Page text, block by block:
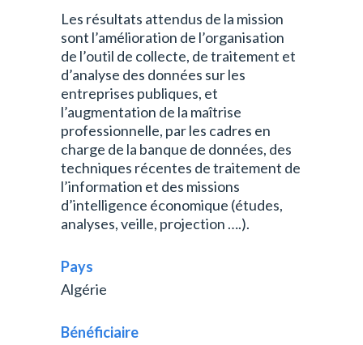
Les résultats attendus de la mission
sont l’amélioration de l’organisation
de l’outil de collecte, de traitement et
d’analyse des données sur les
entreprises publiques, et
l’augmentation de la maîtrise
professionnelle, par les cadres en
charge de la banque de données, des
techniques récentes de traitement de
l’information et des missions
d’intelligence économique (études,
analyses, veille, projection ….).
Pays
Algérie
Bénéficiaire